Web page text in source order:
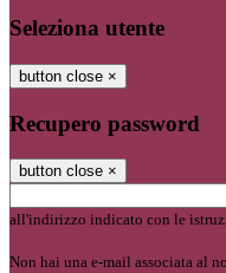
Seleziona utente
button close ×
Recupero password
button close ×
all'indirizzo indicato con le
Non hai una e-mail associata al